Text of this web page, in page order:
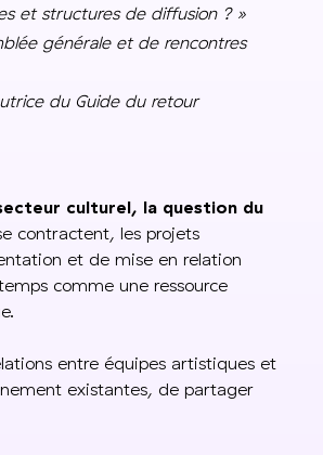
et structures de diffusion ? »
générale et de rencontres
du Guide du retour
culturel, la question du
contractent, les projets
et de mise en relation
comme une ressource
entre équipes artistiques et
existantes, de partager